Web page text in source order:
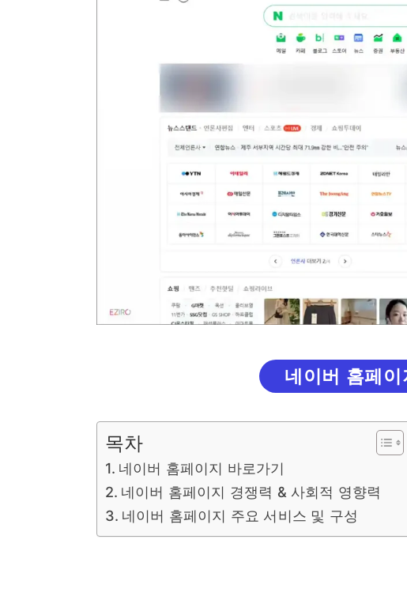
네이버 홈페
목차
네이버 홈페이지 바로가기
네이버 홈페이지 경쟁력 & 사회적 영향력
네이버 홈페이지 주요 서비스 및 구성